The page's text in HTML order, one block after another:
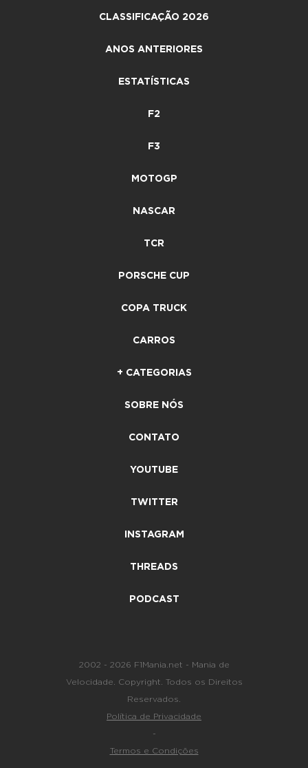
CLASSIFICAÇÃO 2026
ANOS ANTERIORES
ESTATÍSTICAS
F2
F3
MOTOGP
NASCAR
TCR
PORSCHE CUP
COPA TRUCK
CARROS
+ CATEGORIAS
SOBRE NÓS
CONTATO
YOUTUBE
TWITTER
INSTAGRAM
THREADS
PODCAST
2002 - 2026 F1Mania.net - Mania de
Velocidade. Copyright. Todos os Direitos
Reservados.
Política de Privacidade
-
Termos e Condições